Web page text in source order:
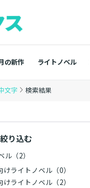
の新作 ライトノベル
文字 検索結果
り込む
ル（2）
けライトノベル（0）
けライトノベル（2）